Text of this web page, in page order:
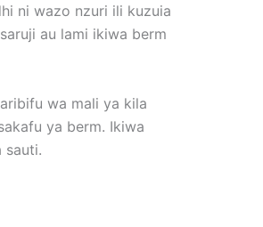
ni wazo nzuri ili kuzuia
au lami ikiwa berm
wa mali ya kila
ya berm. Ikiwa
sauti.